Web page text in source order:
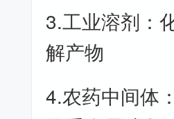
3.工业溶剂：
解产物
4.农药中间体